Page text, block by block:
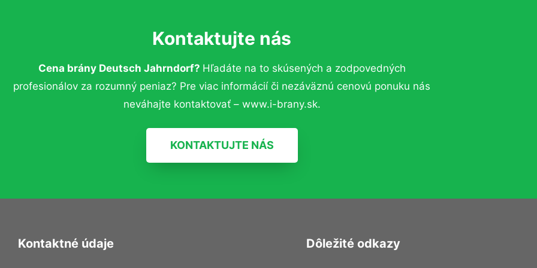
Kontaktujte nás
Cena brány Deutsch Jahrndorf? Hľadáte na to skúsených a zodpovedných
profesionálov za rozumný peniaz? Pre viac informácií či nezáväznú cenovú ponuku nás
neváhajte kontaktovať – www.i-brany.sk.
KONTAKTUJTE NÁS
Kontaktné údaje Dôležité odkazy